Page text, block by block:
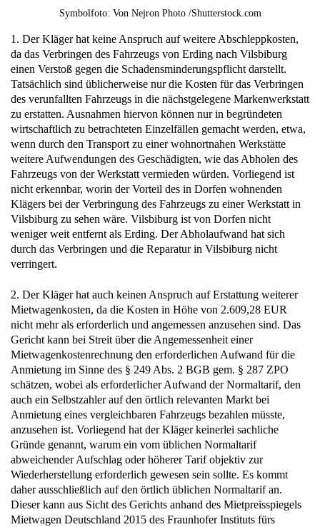
Symbolfoto: Von Nejron Photo /Shutterstock.com
1. Der Kläger hat keine Anspruch auf weitere Abschleppkosten,
da das Verbringen des Fahrzeugs von Erding nach Vilsbiburg
einen Verstoß gegen die Schadensminderungspflicht darstellt.
Tatsächlich sind üblicherweise nur die Kosten für das Verbringen
des verunfallten Fahrzeugs in die nächstgelegene Markenwerkstatt
zu erstatten. Ausnahmen hiervon können nur in begründeten
wirtschaftlich zu betrachteten Einzelfällen gemacht werden, etwa,
wenn durch den Transport zu einer wohnortnahen Werkstätte
weitere Aufwendungen des Geschädigten, wie das Abholen des
Fahrzeugs von der Werkstatt vermieden würden. Vorliegend ist
nicht erkennbar, worin der Vorteil des in Dorfen wohnenden
Klägers bei der Verbringung des Fahrzeugs zu einer Werkstatt in
Vilsbiburg zu sehen wäre. Vilsbiburg ist von Dorfen nicht
weniger weit entfernt als Erding. Der Abholaufwand hat sich
durch das Verbringen und die Reparatur in Vilsbiburg nicht
verringert.
2. Der Kläger hat auch keinen Anspruch auf Erstattung weiterer
Mietwagenkosten, da die Kosten in Höhe von 2.609,28 EUR
nicht mehr als erforderlich und angemessen anzusehen sind. Das
Gericht kann bei Streit über die Angemessenheit einer
Mietwagenkostenrechnung den erforderlichen Aufwand für die
Anmietung im Sinne des § 249 Abs. 2 BGB gem. § 287 ZPO
schätzen, wobei als erforderlicher Aufwand der Normaltarif, den
auch ein Selbstzahler auf den örtlich relevanten Markt bei
Anmietung eines vergleichbaren Fahrzeugs bezahlen müsste,
anzusehen ist. Vorliegend hat der Kläger keinerlei sachliche
Gründe genannt, warum ein vom üblichen Normaltarif
abweichender Aufschlag oder höherer Tarif objektiv zur
Wiederherstellung erforderlich gewesen sein sollte. Es kommt
daher ausschließlich auf den örtlich üblichen Normaltarif an.
Dieser kann aus Sicht des Gerichts anhand des Mietpreisspiegels
Mietwagen Deutschland 2015 des Fraunhofer Instituts fürs